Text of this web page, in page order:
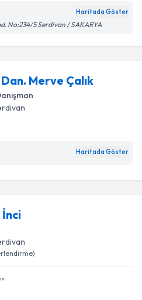
Haritada Göster
No:234/5 Serdivan / SAKARYA
Merve Çalık
Haritada Göster
İnci